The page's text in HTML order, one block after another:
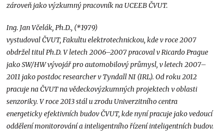
zároveň jako výzkumný pracovník na UCEEB ČVUT.
Ing. Jan Včelák, Ph.D., (*1979)
vystudoval ČVUT, Fakultu elektrotechnickou, kde v roce 2007
obdržel titul Ph.D. V letech 2006–2007 pracoval v Ricardo Prague
jako SW/HW vývojář pro automobilový průmysl, v letech 2007–
2011 jako postdoc researcher v Tyndall NI (IRL). Od roku 2012
pracuje na ČVUT na vědeckovýzkumných projektech v oblasti
senzoriky. V roce 2013 stál u zrodu Univerzitního centra
energeticky efektivních budov ČVUT, kde nyní pracuje jako vedoucí
oddělení monitorování a inteligentního řízení inteligentních budov.